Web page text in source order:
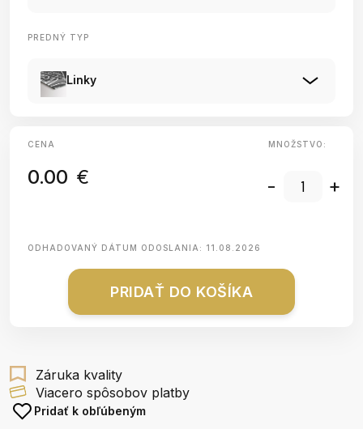
PREDNÝ TYP
Linky
CENA
0.00 €
MNOŽSTVO:
- +
ODHADOVANÝ DÁTUM ODOSLANIA: 11.08.2026
PRIDAŤ DO KOŠÍKA
Záruka kvality
Viacero spôsobov platby
Pridať k obľúbeným